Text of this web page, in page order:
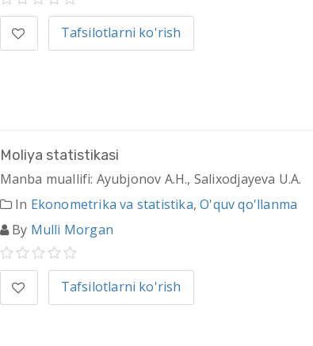
Tafsilotlarni ko'rish
Moliya statistikasi
Manba muallifi: Ayubjonov A.H., Salixodjayeva U.A.
In Ekonometrika va statistika,O'quv qo'llanma
By Mulli Morgan
Tafsilotlarni ko'rish